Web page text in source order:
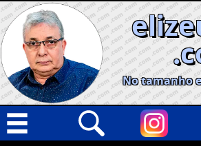
Skip
to
content
No tamanho